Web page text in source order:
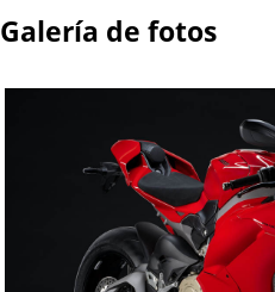
Galería de fotos